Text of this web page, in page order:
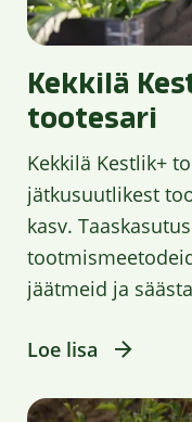
Kekkilä
tootesari
Kekkilä Kestlik+
jätkusuutlikest
kasv.
jäätmeid ja
Loe lisa